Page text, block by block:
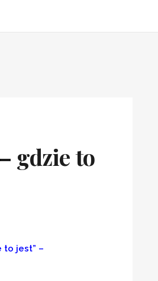
gdzie to
to jest” –